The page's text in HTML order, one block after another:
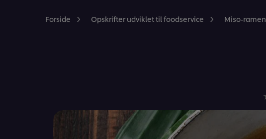
Forside Opskrifter udviklet til foodservice Miso-ramen